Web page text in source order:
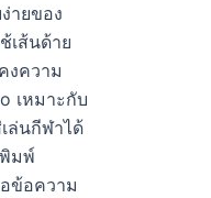
ายของ
เส้นด้าย
งความ
เหมาะกับ
ล่นกีฬาได้
มพ์
ข้อความ